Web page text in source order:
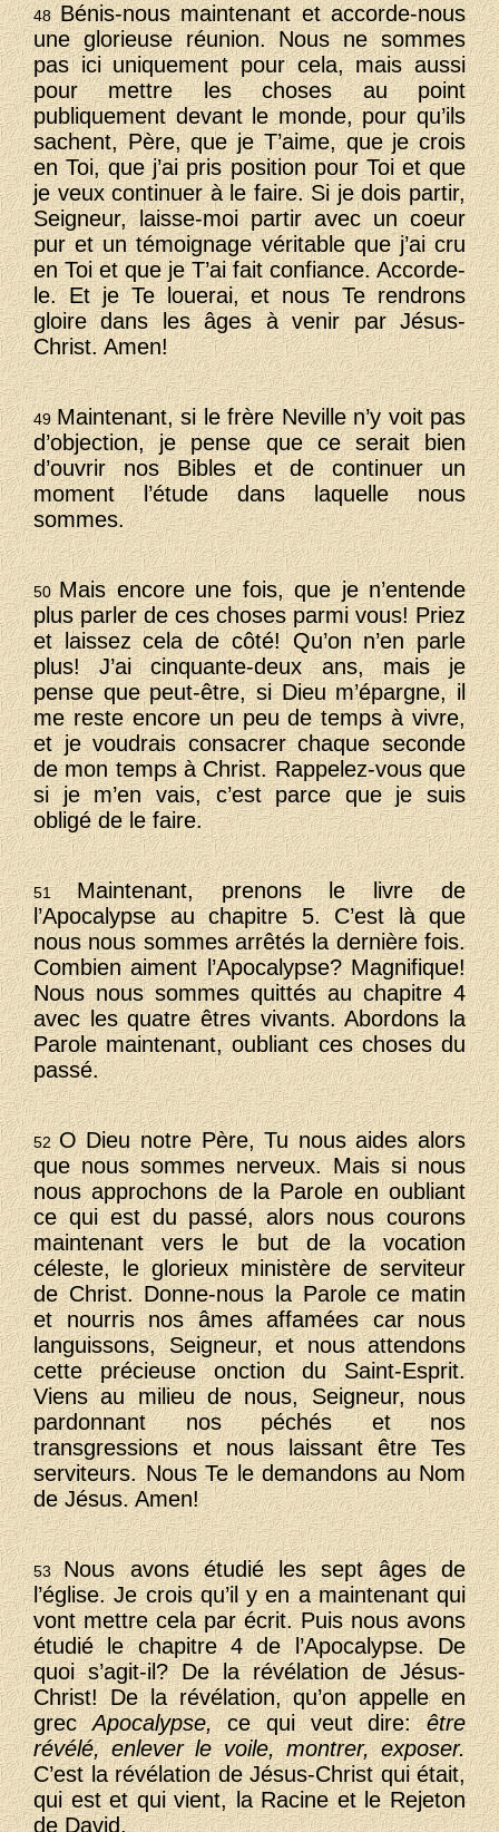
48Bénis-nous maintenant et accorde-nous
une glorieuse réunion. Nous ne sommes
pas ici uniquement pour cela, mais aussi
pour mettre les choses au point
publiquement devant le monde, pour qu’ils
sachent, Père, que je T’aime, que je crois
en Toi, que j’ai pris position pour Toi et que
je veux continuer à le faire. Si je dois partir,
Seigneur, laisse-moi partir avec un coeur
pur et un témoignage véritable que j’ai cru
en Toi et que je T’ai fait confiance. Accorde-
le. Et je Te louerai, et nous Te rendrons
gloire dans les âges à venir par Jésus-
Christ. Amen!
49Maintenant, si le frère Neville n’y voit pas
d’objection, je pense que ce serait bien
d’ouvrir nos Bibles et de continuer un
moment l’étude dans laquelle nous
sommes.
50Mais encore une fois, que je n’entende
plus parler de ces choses parmi vous! Priez
et laissez cela de côté! Qu’on n’en parle
plus! J’ai cinquante-deux ans, mais je
pense que peut-être, si Dieu m’épargne, il
me reste encore un peu de temps à vivre,
et je voudrais consacrer chaque seconde
de mon temps à Christ. Rappelez-vous que
si je m’en vais, c’est parce que je suis
obligé de le faire.
51Maintenant, prenons le livre de
l’Apocalypse au chapitre 5. C’est là que
nous nous sommes arrêtés la dernière fois.
Combien aiment l’Apocalypse? Magnifique!
Nous nous sommes quittés au chapitre 4
avec les quatre êtres vivants. Abordons la
Parole maintenant, oubliant ces choses du
passé.
52O Dieu notre Père, Tu nous aides alors
que nous sommes nerveux. Mais si nous
nous approchons de la Parole en oubliant
ce qui est du passé, alors nous courons
maintenant vers le but de la vocation
céleste, le glorieux ministère de serviteur
de Christ. Donne-nous la Parole ce matin
et nourris nos âmes affamées car nous
languissons, Seigneur, et nous attendons
cette précieuse onction du Saint-Esprit.
Viens au milieu de nous, Seigneur, nous
pardonnant nos péchés et nos
transgressions et nous laissant être Tes
serviteurs. Nous Te le demandons au Nom
de Jésus. Amen!
53Nous avons étudié les sept âges de
l’église. Je crois qu’il y en a maintenant qui
vont mettre cela par écrit. Puis nous avons
étudié le chapitre 4 de l’Apocalypse. De
quoi s’agit-il? De la révélation de Jésus-
Christ! De la révélation, qu’on appelle en
grecApocalypse,ce qui veut dire:être
révélé, enlever le voile, montrer, exposer.
C’est la révélation de Jésus-Christ qui était,
qui est et qui vient, la Racine et le Rejeton
de David.